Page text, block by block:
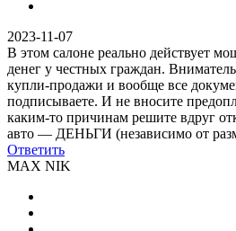
2023-11-07
В этом салоне реально действует
денег у честных граждан.
купли-продажи и вообще все
подписываете. И не вносите
каким-то причинам решите вдруг
авто — ДЕНЬГИ (независимо от
Ответить
MAX NIK